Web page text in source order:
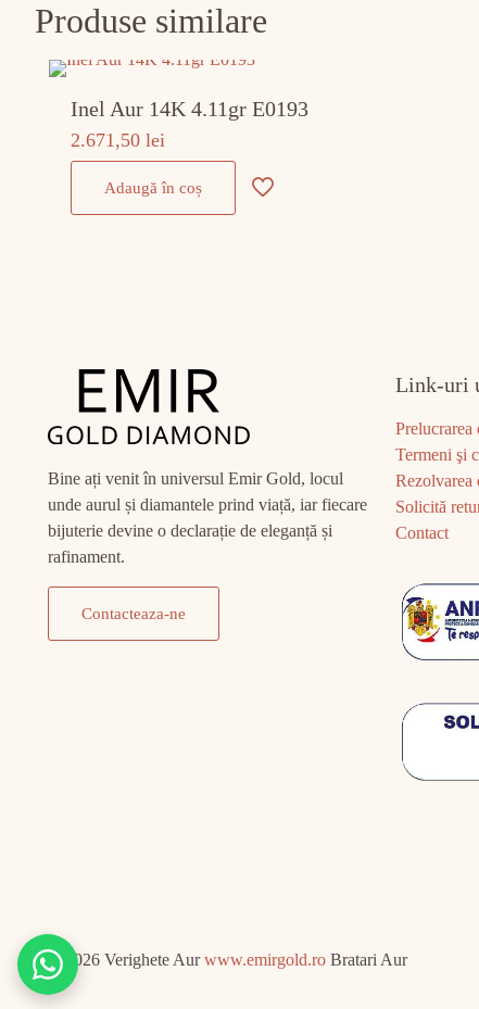
Produse similare
Inel Aur 14K 4.11gr E0193
2.671,50 lei
Adaugă în coș
Bine ați venit în universul Emir Gold, locul
unde aurul și diamantele prind viață, iar fiecare
bijuterie devine o declarație de eleganță și
rafinament.
Contacteaza-ne
Link-uri
Prelucrarea
Termeni şi
Rezolvarea
Solicită
Contact
© 2026 Verighete Aurwww.emirgold.ro Bratari Aur
Chat
on